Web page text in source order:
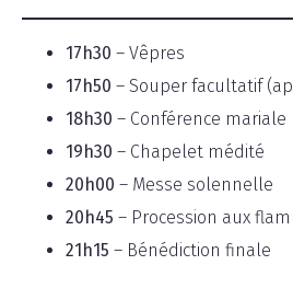
17h30 – Vêpres
17h50 – Souper facultatif
18h30 – Conférence mariale
19h30 – Chapelet médité
20h00 – Messe solennelle
20h45 – Procession aux
21h15 – Bénédiction finale